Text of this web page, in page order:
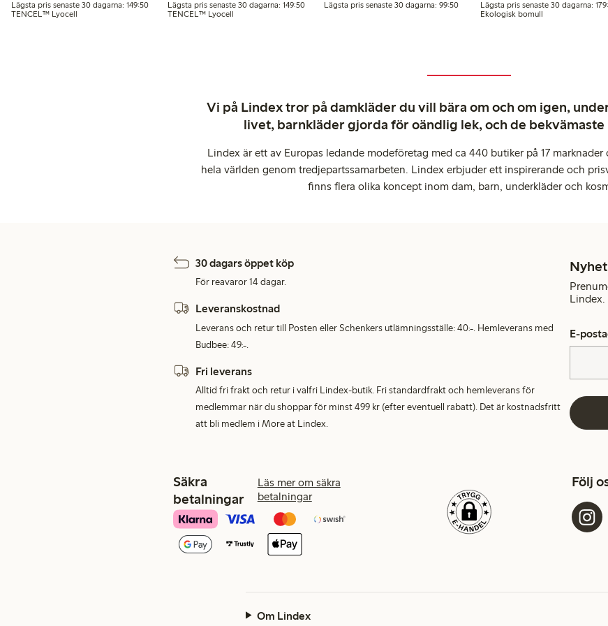
Lägsta pris senaste 30 dagarna: 149:50Lägsta pris senaste 30 dagarna: 149,50 kr
TENCEL™ Lyocell
Lägsta pris senaste 30 dagarna: 149:50Lägsta pris senaste 30 dagarna: 149,50 kr
TENCEL™ Lyocell
Lägsta pris senaste 30 dagarna: 99:50Lägsta pris senaste 30 dagarna: 99,50 kr
Lägsta pris senaste 30 dagarna:
Ekologisk bomull
Vi på Lindex tror på damkläder du vill bära om och om igen,
livet, barnkläder gjorda för oändlig lek, och de
Lindex är ett av Europas ledande modeföretag med ca 440 butiker på 17
hela världen genom tredjepartssamarbeten. Lindex erbjuder ett inspirerande och
finns flera olika koncept inom dam, barn, underkläder och
30 dagars öppet köp
För reavaror 14 dagar.
Leveranskostnad
Leverans och retur till Posten eller Schenkers utlämningsställe: 40:-. Hemleverans med
Budbee: 49:-.
Fri leverans
Alltid fri frakt och retur i valfri Lindex-butik. Fri standardfrakt och hemleverans för
medlemmar när du shoppar för minst 499 kr (efter eventuell rabatt). Det är kostnadsfritt
att bli medlem i More at Lindex.
Lindex.
E-
Säkra
betalningar
Läs mer om säkra
betalningar
Följ
Om Lindex